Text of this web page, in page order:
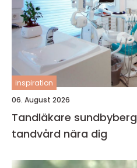
inspiration
06. August 2026
Tandläkare sundbyberg trygg och modern
tandvård nära dig